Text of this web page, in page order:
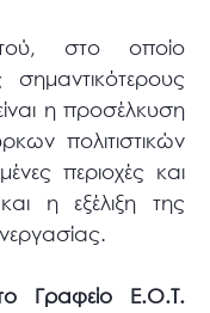
στο οποίο
η προσέλκυση
πολιτιστικών
περιοχές και
η εξέλιξη της
Γραφείο Ε.Ο.Τ.